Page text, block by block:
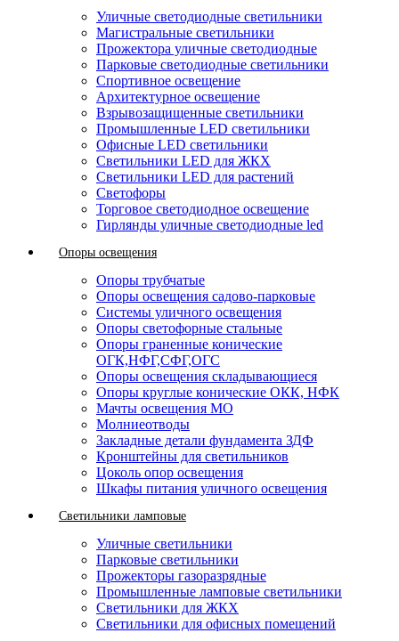
Уличные светодиодные светильники
Магистральные светильники
Прожектора уличные светодиодные
Парковые светодиодные светильники
Спортивное освещение
Архитектурное освещение
Взрывозащищенные светильники
Промышленные LED светильники
Офисные LED светильники
Cветильники LED для ЖКХ
Светильники LED для растений
Светофоры
Торговое светодиодное освещение
Гирлянды уличные светодиодные led
Опоры освещения
Опоры трубчатые
Опоры освещения садово-парковые
Системы уличного освещения
Опоры светофорные стальные
Опоры граненные конические
ОГК,НФГ,СФГ,ОГС
Опоры освещения складывающиеся
Опоры круглые конические ОКК, НФК
Мачты освещения МО
Молниеотводы
Закладные детали фундамента ЗДФ
Кронштейны для светильников
Цоколь опор освещения
Шкафы питания уличного освещения
Светильники ламповые
Уличные светильники
Парковые светильники
Прожекторы газоразрядные
Промышленные ламповые светильники
Светильники для ЖКХ
Светильники для офисных помещений